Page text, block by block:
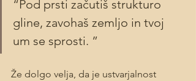
“Pod prsti začutiš strukturo
gline, zavohaš zemljo in tvoj
um se sprosti. ”
Že dolgo velja, da je ustvarjalnost